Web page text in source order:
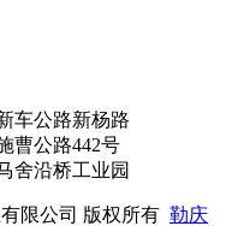
车公路新杨路
曹公路442号
舍沿桥工业园
限公司 版权所有 勒庆